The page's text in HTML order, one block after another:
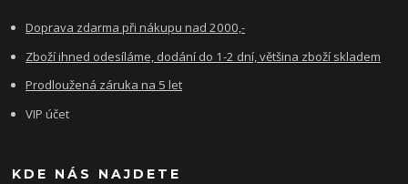
Doprava zdarma při nákupu nad 2000,-
Zboží ihned odesíláme, dodání do 1-2 dní, většina zboží skladem
Prodloužená záruka na 5 let
VIP účet
KDE NÁS NAJDETE